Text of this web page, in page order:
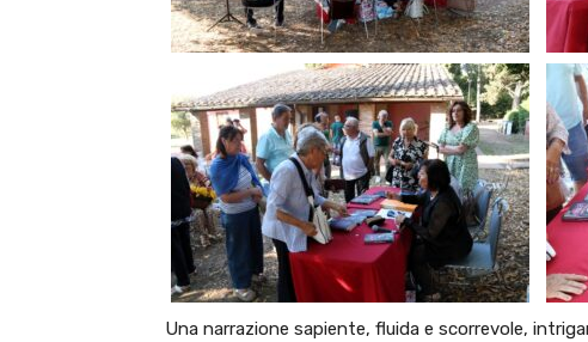
Una narrazione sapiente, fluida e scorrevole,